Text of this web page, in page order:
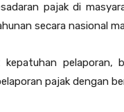
pajak di
secara nasional
pelaporan,
pajak dengan